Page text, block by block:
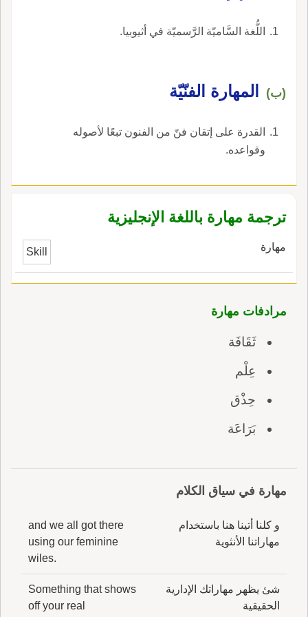
اللُّغة السَّاميّة الرَّسميّة في أثيوبيا.
(ب) المهارة الفنّيّة
القدرة على إتقان فنّ من الفنون تبعًا لأصوله
وقواعده.
ترجمة مهارة باللغة الإنجليزية
مهارة Skill
مرادفات مهارة
ثَقَافَة
عِلْم
حِذْق
بَرَاعَة
مهارة في سياق الكلام
و كلنا أتينا هنا باستخدام
مهاراتنا الأنثوية
and we all got there
using our feminine
wiles.
شئ يظهر مهاراتك الإدارية
الحقيقية
Something that shows
off your real